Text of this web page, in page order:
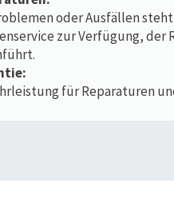
oder Ausfällen
zur Verfügung, der
für Reparaturen